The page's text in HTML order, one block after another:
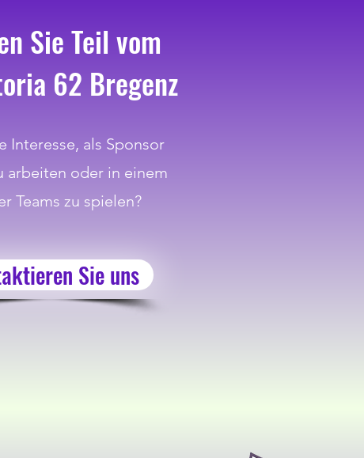
Sie Teil vom
62 Bregenz
Interesse, als Sponsor
arbeiten oder in einem
Teams zu spielen?
Sie uns